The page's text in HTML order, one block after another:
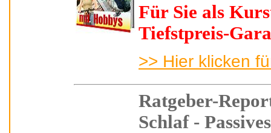
Für Sie als
Tiefstpreis-
>> Hier klicken
Ratgeber-
Schlaf -